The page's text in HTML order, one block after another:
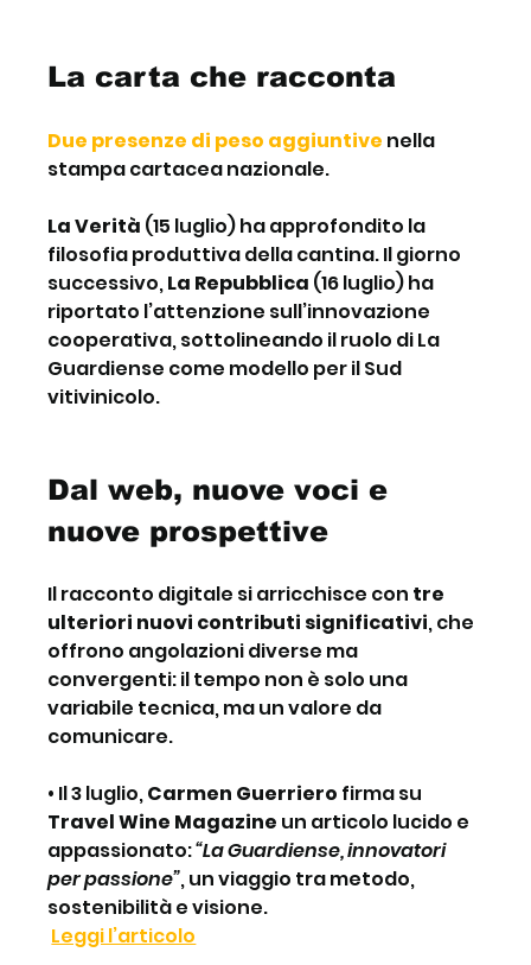
La carta che racconta
Due presenze di peso aggiuntive nella
stampa cartacea nazionale.
La Verità (15 luglio) ha approfondito la
filosofia produttiva della cantina. Il giorno
successivo, La Repubblica (16 luglio) ha
riportato l’attenzione sull’innovazione
cooperativa, sottolineando il ruolo di La
Guardiense come modello per il Sud
vitivinicolo.
Dal web, nuove voci e
nuove prospettive
Il racconto digitale si arricchisce con tre
ulteriori nuovi contributi significativi, che
offrono angolazioni diverse ma
convergenti: il tempo non è solo una
variabile tecnica, ma un valore da
comunicare.
• Il 3 luglio, Carmen Guerriero firma su
Travel Wine Magazine un articolo lucido e
appassionato: “La Guardiense, innovatori
per passione”, un viaggio tra metodo,
sostenibilità e visione.
Leggi l’articolo